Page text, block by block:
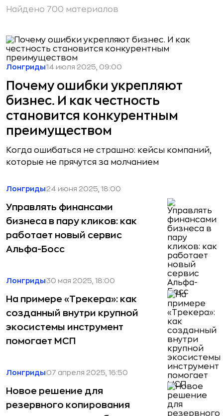
Найдено 700 материалов
Лонгриды14 июля 2025, 09:00
Почему ошибки укрепляют
бизнес. И как честность
становится конкурентным
преимуществом
Когда ошибаться не страшно: кейсы компаний,
которые не прячутся за молчанием
Лонгриды 24 июня 2025, 18:00
Управлять финансами
бизнеса в пару кликов: как
работает новый сервис
Альфа-Босс
Лонгриды 30 мая 2025, 18:00
На примере «Трекера»: как
созданный внутри крупной
экосистемы инструмент
помогает МСП
Лонгриды 07 апреля 2025, 16:50
Новое решение для
резервного копирования